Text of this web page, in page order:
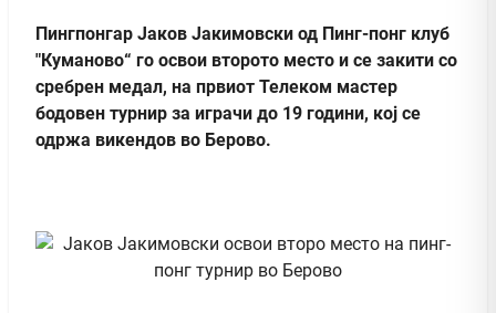
Пингпонгар Јаков Јакимовски од Пинг-понг клуб
"Куманово“ го освои второто место и се закити со
сребрен медал, на првиот Телеком мастер
бодовен турнир за играчи до 19 години, кој се
одржа викендов во Берово.